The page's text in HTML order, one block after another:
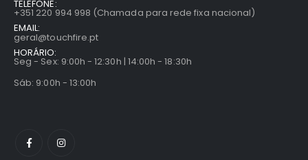
TELEFONE:
+351 220 994 998 (Chamada para rede fixa nacional)
EMAIL:
geral@touchfire.pt
HORÁRIO:
Seg - Sex: 9:00h - 12:30h | 14:00h - 18:30h
Sáb: 9:00h - 13:00h